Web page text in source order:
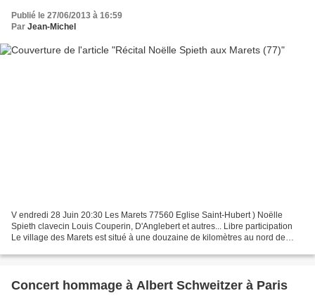
Publié le 27/06/2013 à 16:59
Par Jean-Michel
V endredi 28 Juin 20:30 Les Marets 77560 Eglise Saint-Hubert ) Noëlle
Spieth clavecin Louis Couperin, D'Anglebert et autres... Libre participation
Le village des Marets est situé à une douzaine de kilomètres au nord de
Concert hommage à Albert Schweitzer à Paris